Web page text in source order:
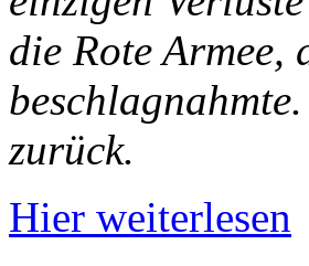
die Rote Armee,
zurück.
Hier weiterlesen